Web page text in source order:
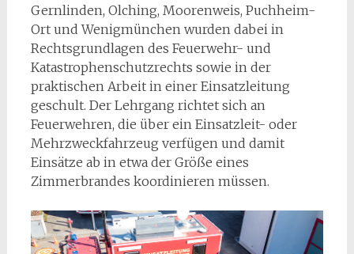
Gernlinden, Olching, Moorenweis, Puchheim-
Ort und Wenigmünchen wurden dabei in
Rechtsgrundlagen des Feuerwehr- und
Katastrophenschutzrechts sowie in der
praktischen Arbeit in einer Einsatzleitung
geschult. Der Lehrgang richtet sich an
Feuerwehren, die über ein Einsatzleit- oder
Mehrzweckfahrzeug verfügen und damit
Einsätze ab in etwa der Größe eines
Zimmerbrandes koordinieren müssen.